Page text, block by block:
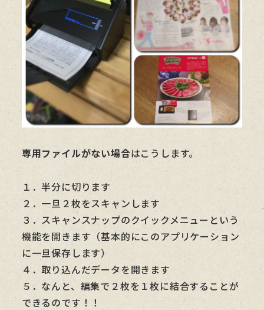
専用ファイルがない場合はこうします。
１．半分に切ります
２．一旦２枚をスキャンします
３．スキャンスナップのクイックメニューという
機能を開きます（基本的にこのアプリケーション
に一旦保存します）
４．取り込んだデータを開きます
５．なんと、編集で２枚を１枚に結合することが
できるのです！！